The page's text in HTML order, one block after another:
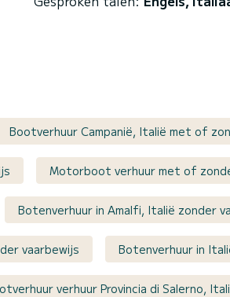
Bootverhuur Campanië, Italië met of
Motorboot verhuur met of
Botenverhuur in Amalfi, Italië zonder
vaarbewijs Botenverhuur in
verhuur Provincia di Salerno,